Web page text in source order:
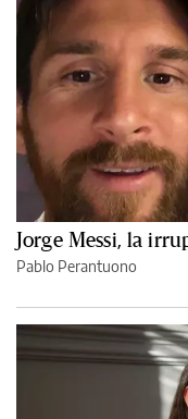
Jorge Messi, la
Pablo Perantuono